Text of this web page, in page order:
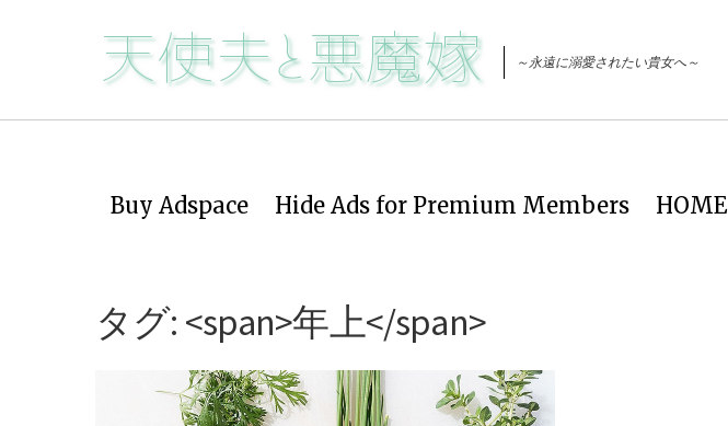
～永遠に溺愛されたい貴女へ～
Buy Adspace Hide Ads for Premium Members HOME
タグ: <span>年上</span>